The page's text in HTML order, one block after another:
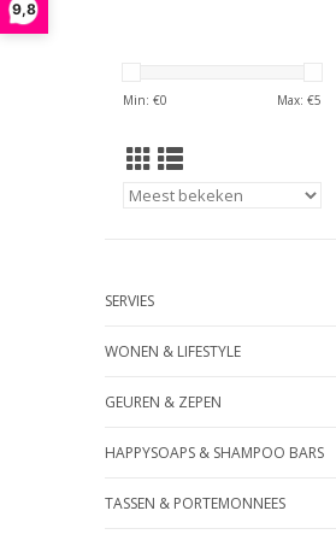
9,8
Min: €0 Max: €5
SERVIES
WONEN & LIFESTYLE
GEUREN & ZEPEN
HAPPYSOAPS & SHAMPOO BARS
TASSEN & PORTEMONNEES